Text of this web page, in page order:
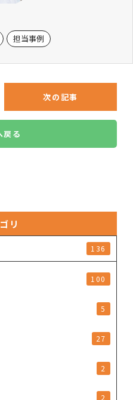
担当事例
次の記事
戻る
リ
136
100
5
27
2
2